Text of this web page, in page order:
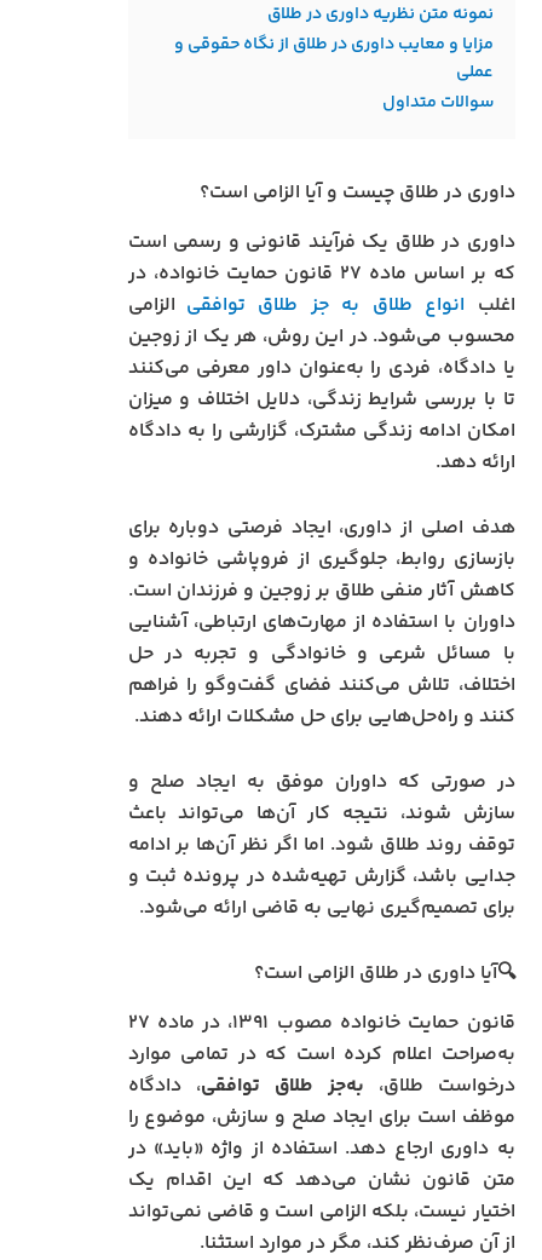
نمونه متن نظریه داوری در طلاق
مزایا و معایب داوری در طلاق از نگاه حقوقی و
عملی
سوالات متداول
داوری در طلاق چیست و آیا الزامی است؟
داوری در طلاق یک فرآیند قانونی و رسمی است
که بر اساس ماده ۲۷ قانون حمایت خانواده، در
اغلب انواع طلاق به جز طلاق توافقی الزامی
محسوب می‌شود. در این روش، هر یک از زوجین
یا دادگاه، فردی را به‌عنوان داور معرفی می‌کنند
تا با بررسی شرایط زندگی، دلایل اختلاف و میزان
امکان ادامه زندگی مشترک، گزارشی را به دادگاه
ارائه دهد.
هدف اصلی از داوری، ایجاد فرصتی دوباره برای
بازسازی روابط، جلوگیری از فروپاشی خانواده و
کاهش آثار منفی طلاق بر زوجین و فرزندان است.
داوران با استفاده از مهارت‌های ارتباطی، آشنایی
با مسائل شرعی و خانوادگی و تجربه در حل
اختلاف، تلاش می‌کنند فضای گفت‌وگو را فراهم
کنند و راه‌حل‌هایی برای حل مشکلات ارائه دهند.
در صورتی که داوران موفق به ایجاد صلح و
سازش شوند، نتیجه کار آن‌ها می‌تواند باعث
توقف روند طلاق شود. اما اگر نظر آن‌ها بر ادامه
جدایی باشد، گزارش تهیه‌شده در پرونده ثبت و
برای تصمیم‌گیری نهایی به قاضی ارائه می‌شود.
🔍آیا داوری در طلاق الزامی است؟
قانون حمایت خانواده مصوب ۱۳۹۱، در ماده ۲۷
به‌صراحت اعلام کرده است که در تمامی موارد
درخواست طلاق، به‌جز طلاق توافقی، دادگاه
موظف است برای ایجاد صلح و سازش، موضوع را
به داوری ارجاع دهد. استفاده از واژه «باید» در
متن قانون نشان می‌دهد که این اقدام یک
اختیار نیست، بلکه الزامی است و قاضی نمی‌تواند
از آن صرف‌نظر کند، مگر در موارد استثنا.